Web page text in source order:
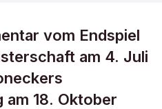
vom Endspiel
am 4. Juli
18. Oktober